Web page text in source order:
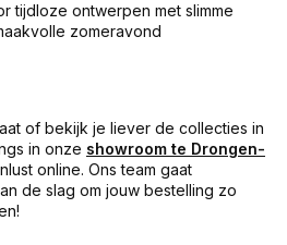
tijdloze ontwerpen met slimme
zomeravond
of bekijk je liever de collecties in
in onze showroom te Drongen-
online. Ons team gaat
de slag om jouw bestelling zo